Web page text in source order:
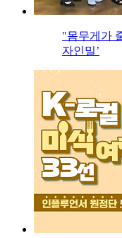
"몸무게가
자인밀’